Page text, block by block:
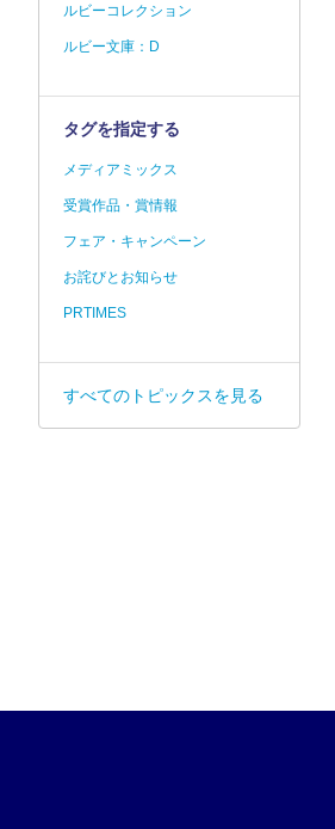
ルビーコレクション
ルビー文庫：D
タグを指定する
メディアミックス
受賞作品・賞情報
フェア・キャンペーン
お詫びとお知らせ
PRTIMES
すべてのトピックスを見る